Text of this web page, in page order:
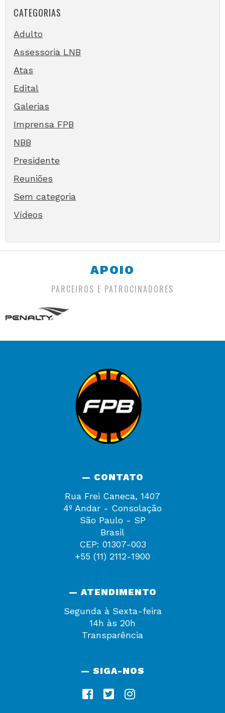
CATEGORIAS
Adulto
Assessoria LNB
Atas
Edital
Galerias
Imprensa FPB
NBB
Presidente
Reuniões
Sem categoria
Vídeos
APOIO
PARCEIROS E PATROCINADORES
— CONTATO
Rua Frei Caneca, 1407
4º Andar - Consolação
São Paulo - SP
Brasil
CEP: 01307-003
+55 (11) 2112-1900
— ATENDIMENTO
Segunda à Sexta-feira
14h às 20h
Transparência
— SIGA-NOS